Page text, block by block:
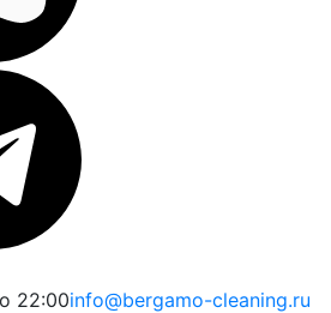
22:00info@bergamo-cleaning.ru